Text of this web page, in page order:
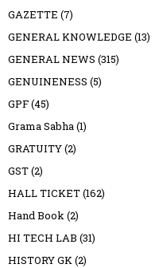
GAZETTE (7)
GENERAL KNOWLEDGE (13)
GENERAL NEWS (315)
GENUINENESS (5)
GPF(45)
Grama Sabha (1)
GRATUITY(2)
GST(2)
HALL TICKET(162)
Hand Book (2)
HI TECH LAB (31)
HISTORY GK (2)